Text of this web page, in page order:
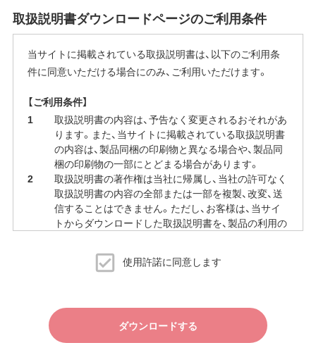
取扱説明書ダウンロードページのご利用条件
当サイトに掲載されている取扱説明書は、以下のご利用条
件に同意いただける場合にのみ、ご利用いただけます。
【ご利用条件】
取扱説明書の内容は、予告なく変更されるおそれがあ
ります。また、当サイトに掲載されている取扱説明書
の内容は、製品同梱の印刷物と異なる場合や、製品同
梱の印刷物の一部にとどまる場合があります。
取扱説明書の著作権は当社に帰属し、当社の許可なく
取扱説明書の内容の全部または一部を複製、改変、送
信することはできません。ただし、お客様は、当サイ
トからダウンロードした取扱説明書を、製品の利用の
当サイトでの取扱説明書の公開は、予告なく中止、変
更される場合があります。使用許諾に同意します
ダウンロードする